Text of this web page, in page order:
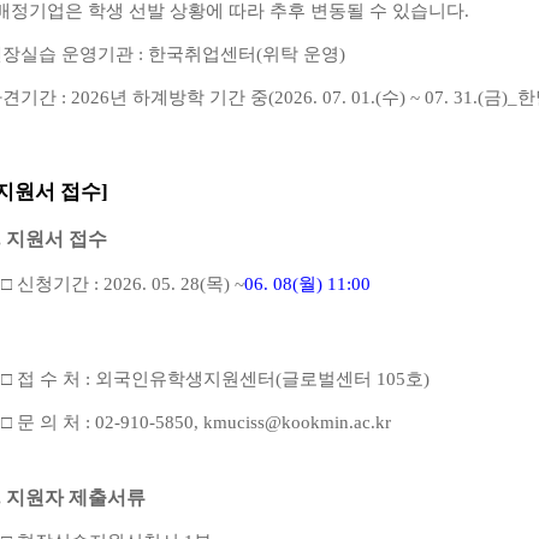
정기업은 학생 선발 상황에 따라 추후 변동될 수 있습니다.
장실습 운영기관 : 한국취업센터(위탁 운영)
견기간 : 2026년 하계방학 기간 중(2026. 07. 01.(수) ~ 07. 31.(금)_
원서 접수]
지원서 접수
□ 신청기간 : 2026. 05. 28(목) ~06. 08(월) 11:00
□ 접 수 처 : 외국인유학생지원센터(글로벌센터 105호)
□ 문 의 처 : 02-910-5850, kmuciss@kookmin.ac.kr
지원자 제출서류